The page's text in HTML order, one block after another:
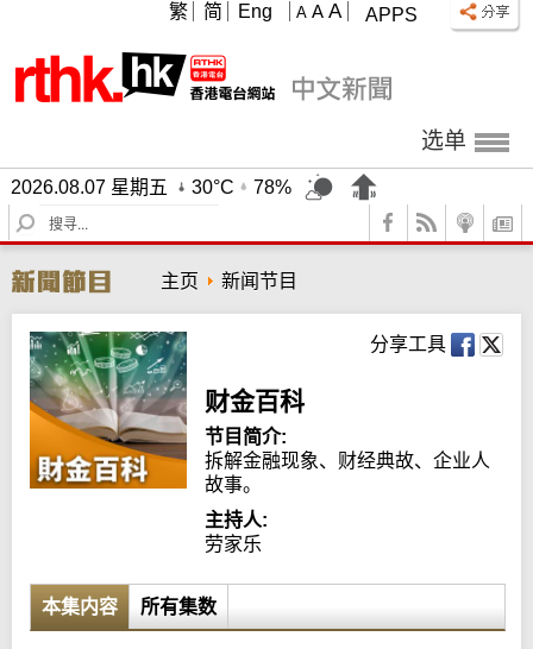
APPS
A A A
繁 简 Eng
选单
2026.08.07 星期五 30°C
78%
S
e
r
c
h
主页 新闻节目
分享工具
财金百科
节目简介:
拆解金融现象、财经典故、企业人
故事。
主持人:
劳家乐
本集内容 所有集数